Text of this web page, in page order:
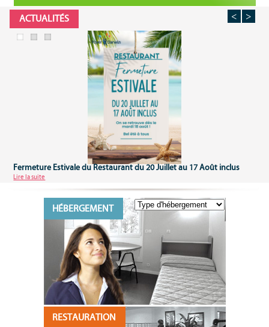
Fermeture Estivale du Restaurant du 20 Juillet au 17 Août inclus
Lire la suite
< >
ACTUALITÉS
HÉBERGEMENT
RESTAURATION